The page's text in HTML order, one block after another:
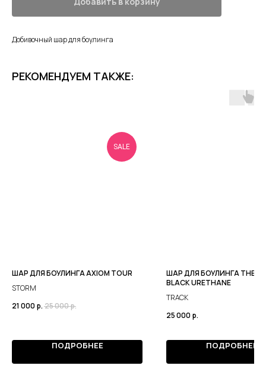
Добивочный шар для боулинга
РЕКОМЕНДУЕМ ТАКЖЕ:
SALE
ШАР ДЛЯ БОУЛИНГА AXIOM TOUR
STORM
21 000 р. 25 000р.
ПОДРОБНЕЕ
ШАР ДЛЯ БОУЛИНГА
BLACK URETHANE
TRACK
25 000 р.
ПОДРОБНЕЕ